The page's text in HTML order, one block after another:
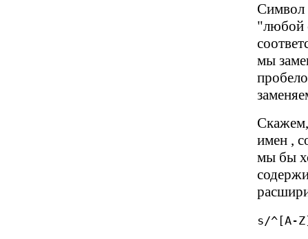
Символ
"любой
мы
Скажем,
имен ,
мы бы
s/^[A-